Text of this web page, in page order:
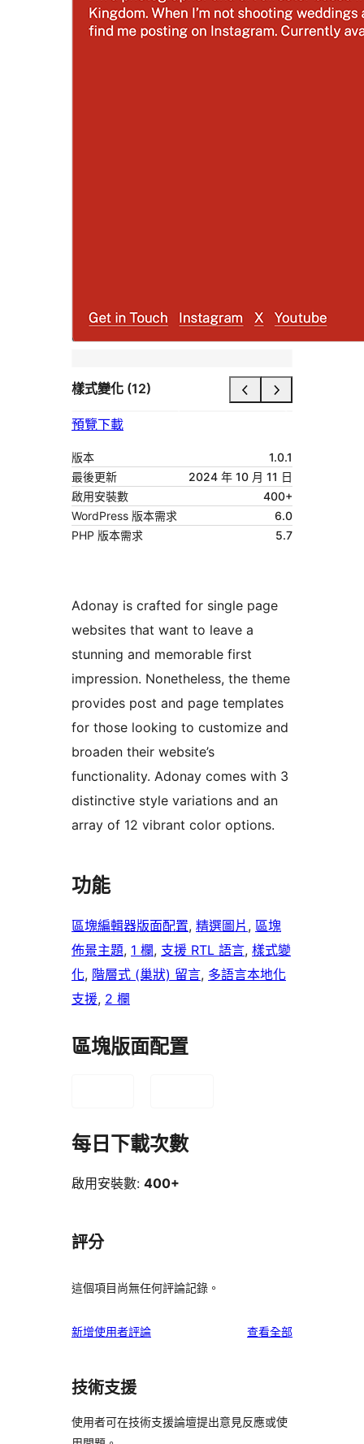
樣式變化 (12)
預覽下載
版本
1.0.1
最後更新
2024 年 10 月 11 日
啟用安裝數
400+
WordPress 版本需求
6.0
PHP 版本需求
5.7
Adonay is crafted for single page
websites that want to leave a
stunning and memorable first
impression. Nonetheless, the theme
provides post and page templates
for those looking to customize and
broaden their website’s
functionality. Adonay comes with 3
distinctive style variations and an
array of 12 vibrant color options.
功能
區塊編輯器版面配置, 精選圖片 , 區塊
佈景主題, 1 欄, 支援 RTL 語言, 樣式變
化, 階層式 (巢狀) 留言, 多語言本地化
支援, 2 欄
區塊版面配置
每日下載次數
啟用安裝數: 400+
評分
這個項目尚無任何評論記錄。
新增使用者評論 查看全部使
技術支援
使用者可在技術支援論壇提出意見反應或使